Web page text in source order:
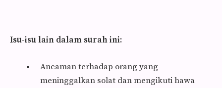
Isu-isu lain dalam surah ini:
Ancaman terhadap orang yang
meninggalkan solat dan mengikuti hawa